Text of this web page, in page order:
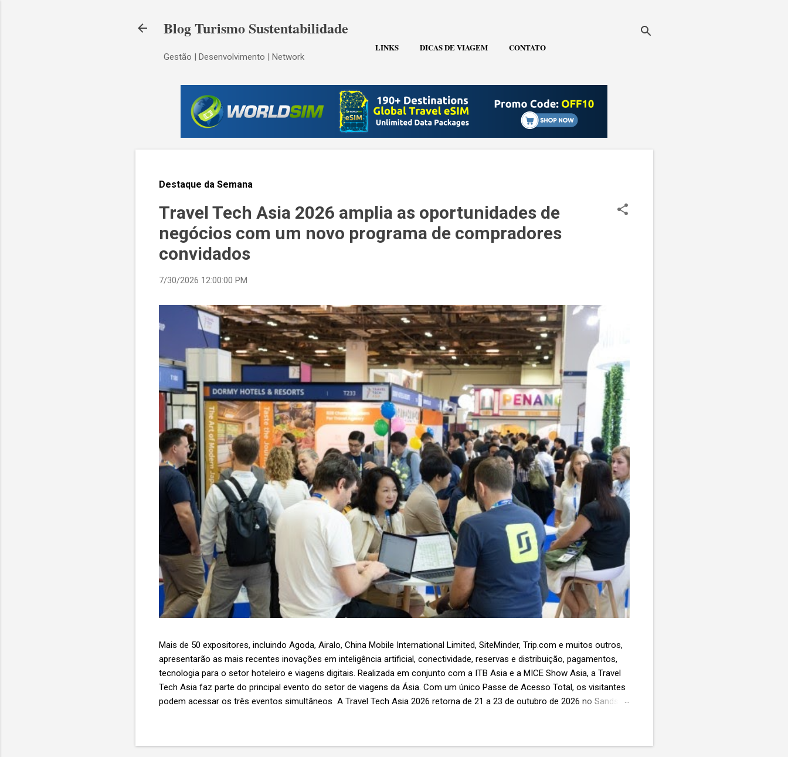
Blog Turismo Sustentabilidade
Gestão | Desenvolvimento | Network
LINKS DICAS DE VIAGEM CONTATO
Destaque da Semana
Travel Tech Asia 2026 amplia as oportunidades de
negócios com um novo programa de compradores
convidados
7/30/2026 12:00:00 PM
Mais de 50 expositores, incluindo Agoda, Airalo, China Mobile International Limited, SiteMinder, Trip.com e muitos outros,
apresentarão as mais recentes inovações em inteligência artificial, conectividade, reservas e distribuição, pagamentos,
tecnologia para o setor hoteleiro e viagens digitais. Realizada em conjunto com a ITB Asia e a MICE Show Asia, a Travel
Tech Asia faz parte do principal evento do setor de viagens da Ásia. Com um único Passe de Acesso Total, os visitantes
podem acessar os três eventos simultâneos A Travel Tech Asia 2026 retorna de 21 a 23 de outubro de 2026 no Sands
de importantes nomes do setor e debates sobre as principais tendências que impulsionam a próxima geração da